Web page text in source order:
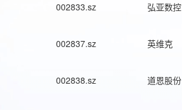
002833.sz 弘亚数控
002837.sz 英维克
002838.sz 道恩股份